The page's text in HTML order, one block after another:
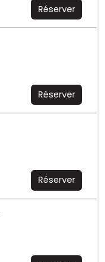
Réserver
Réserver
Réserver